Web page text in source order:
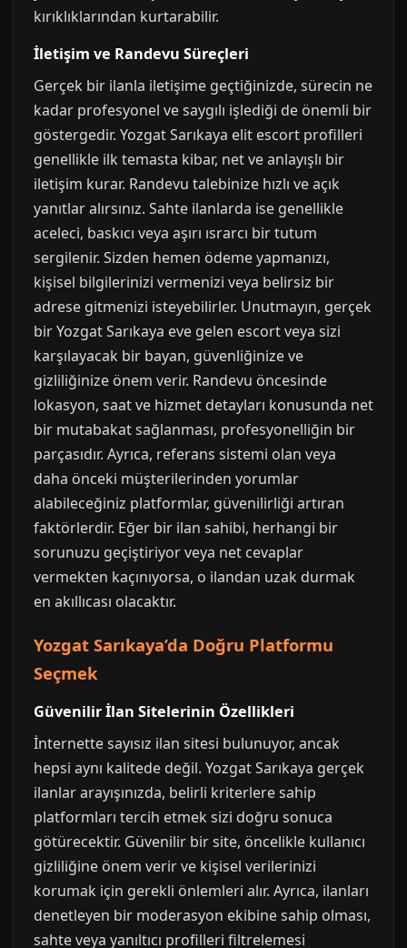
kırıklıklarından kurtarabilir.
İletişim ve Randevu Süreçleri
Gerçek bir ilanla iletişime geçtiğinizde, sürecin ne
kadar profesyonel ve saygılı işlediği de önemli bir
göstergedir. Yozgat Sarıkaya elit escort profilleri
genellikle ilk temasta kibar, net ve anlayışlı bir
iletişim kurar. Randevu talebinize hızlı ve açık
yanıtlar alırsınız. Sahte ilanlarda ise genellikle
aceleci, baskıcı veya aşırı ısrarcı bir tutum
sergilenir. Sizden hemen ödeme yapmanızı,
kişisel bilgilerinizi vermenizi veya belirsiz bir
adrese gitmenizi isteyebilirler. Unutmayın, gerçek
bir Yozgat Sarıkaya eve gelen escort veya sizi
karşılayacak bir bayan, güvenliğinize ve
gizliliğinize önem verir. Randevu öncesinde
lokasyon, saat ve hizmet detayları konusunda net
bir mutabakat sağlanması, profesyonelliğin bir
parçasıdır. Ayrıca, referans sistemi olan veya
daha önceki müşterilerinden yorumlar
alabileceğiniz platformlar, güvenilirliği artıran
faktörlerdir. Eğer bir ilan sahibi, herhangi bir
sorunuzu geçiştiriyor veya net cevaplar
vermekten kaçınıyorsa, o ilandan uzak durmak
en akıllıcası olacaktır.
Yozgat Sarıkaya’da Doğru Platformu
Seçmek
Güvenilir İlan Sitelerinin Özellikleri
İnternette sayısız ilan sitesi bulunuyor, ancak
hepsi aynı kalitede değil. Yozgat Sarıkaya gerçek
ilanlar arayışınızda, belirli kriterlere sahip
platformları tercih etmek sizi doğru sonuca
götürecektir. Güvenilir bir site, öncelikle kullanıcı
gizliliğine önem verir ve kişisel verilerinizi
korumak için gerekli önlemleri alır. Ayrıca, ilanları
denetleyen bir moderasyon ekibine sahip olması,
sahte veya yanıltıcı profilleri filtrelemesi